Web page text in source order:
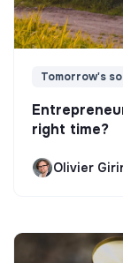
Tomorrow's
right time?
Olivier